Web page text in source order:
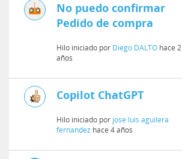
No puedo confirmar
Pedido de compra
Hilo iniciado por Diego DALTO hace 2
años
Copilot ChatGPT
Hilo iniciado por jose luis aguilera
fernandez hace 4 años